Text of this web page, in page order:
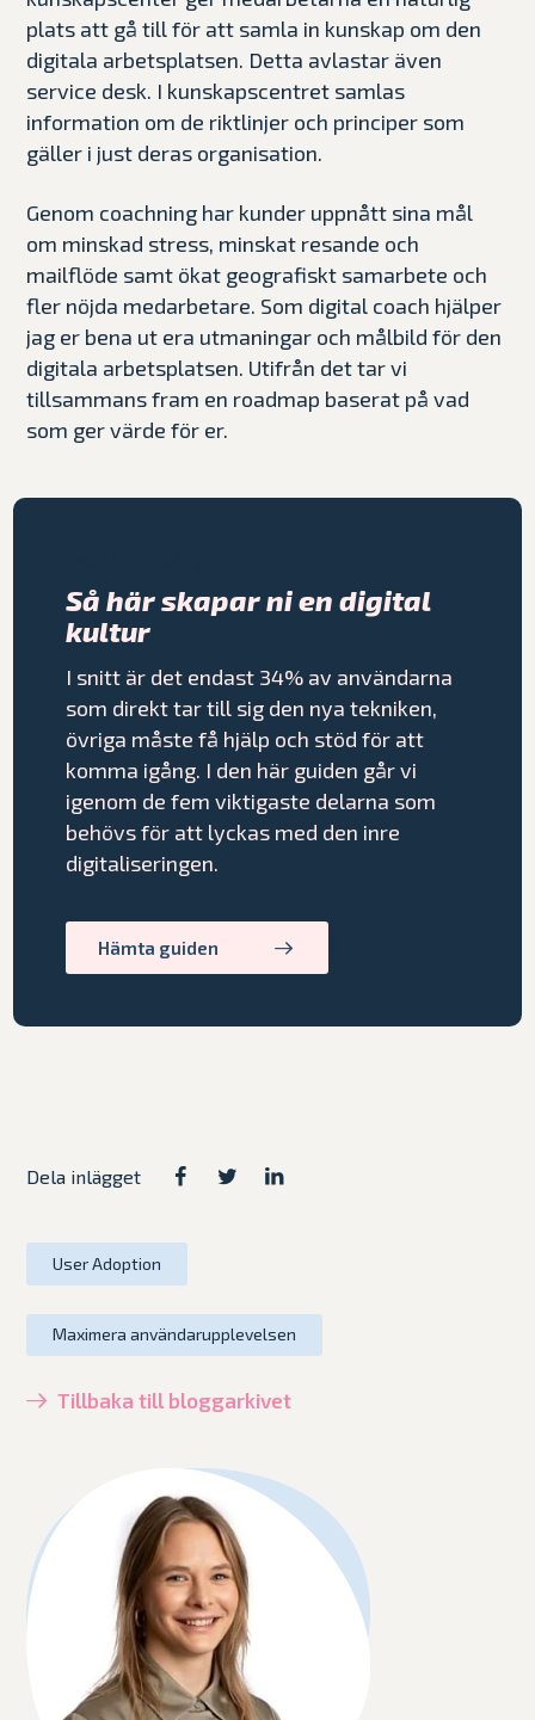
plats att gå till för att samla in kunskap om den
digitala arbetsplatsen. Detta avlastar även
service desk. I kunskapscentret samlas
information om de riktlinjer och principer som
gäller i just deras organisation.
Genom coachning har kunder uppnått sina mål
om minskad stress, minskat resande och
mailflöde samt ökat geografiskt samarbete och
fler nöjda medarbetare. Som digital coach hjälper
jag er bena ut era utmaningar och målbild för den
digitala arbetsplatsen. Utifrån det tar vi
tillsammans fram en roadmap baserat på vad
som ger värde för er.
Så här skapar ni en digital
kultur
I snitt är det endast 34% av användarna
som direkt tar till sig den nya tekniken,
övriga måste få hjälp och stöd för att
komma igång. I den här guiden går vi
igenom de fem viktigaste delarna som
behövs för att lyckas med den inre
digitaliseringen.
Hämta guiden
Dela inlägget
User Adoption
Maximera användarupplevelsen
Tillbaka till bloggarkivet